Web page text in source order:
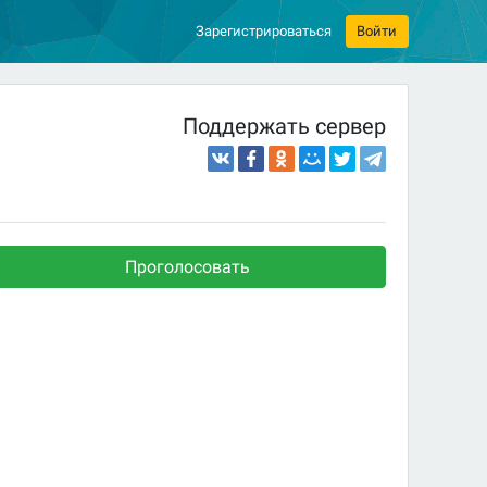
Зарегистрироваться Войти
Поддержать сервер
Проголосовать